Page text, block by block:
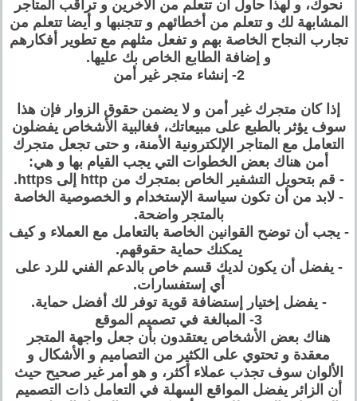
نحوك، و لهذا حاول أن تتعلم من الأخرين و تراقب المتاجر
المشابهة لك و تتعلم من أخطائهم و تتجنبها و أيضا تتعلم من
تجارب النجاح الخاصة بهم و تفعل مثلهم مع تطوير أفكارهم
و إضافة الطابع الخاص بك عليها.
2- إنشاء متجر غير أمن
إذا كان متجرك غير أمن و لا يضمن حقوق الزوار فإن هذا
سوف يؤثر بالطبع على مبيعاتك، فغالبية الأشخاص يفضلون
التعامل مع المتاجر الإلكترونية الأمنة، و حتى تجعل متجرك
أمن هناك بعض الخطوات التي يجب القيام بها و هي:
- قم بتحويل التشفير الخاص بمتجرك من http إلى https.
- لابد من أن تكون سياسة الإستخدام و الخصوصية الخاصة
بالمتجر واضحة.
- يجب أن توضح القوانين الخاصة بالتعامل مع العملاء و كيف
يمكنك حماية حقوقهم.
- يفضل أن يكون لديك قسم خاص بالدعم الفني للرد على
أي إستفسارات.
- يفضل إختيار إستضافة قوية توفر لك أفضل حماية.
3- المبالغة في تصميم الموقع
هناك بعض الأشخاص يعتقدون بأن جعل واجهة المتجر
معقدة و تحتوي على الكثير من التصاميم و الأشكال و
الألوان سوف تجذب عملاء أكثر، و هو أمر غير صحيح حيث
أن الزائر يفضل المواقع السهلة في التعامل ذات التصميم